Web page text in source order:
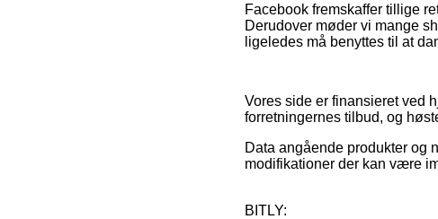
Facebook fremskaffer tillige
Derudover møder vi mange
ligeledes må benyttes til at
Vores side er finansieret ved
forretningernes tilbud, og
Data angående produkter og
modifikationer der kan være
BITLY: